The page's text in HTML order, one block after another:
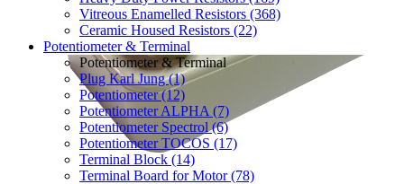
Vitreous Enamelled Resistors (368)
Ceramic Housed Resistors (22)
Potentiometer & Terminal
Potentiometer & Terminal
Plug Karl Jung (1)
Potentiometer (12)
Potentiometer ALPHA (7)
Potentiometer Spectrol (6)
Potentiometer TOCOS (17)
Terminal Block (14)
Terminal Board for Motor (78)